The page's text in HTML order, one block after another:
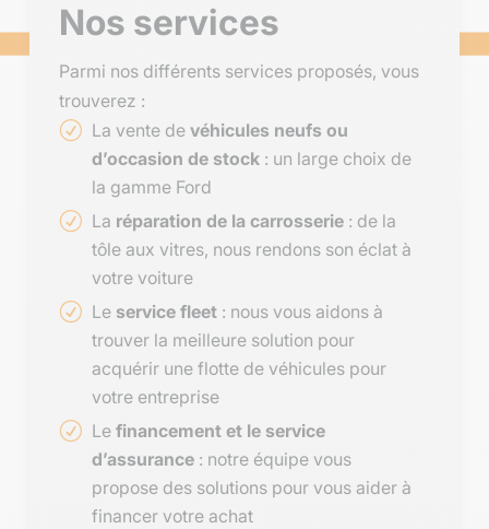
Nos services
Parmi nos différents services proposés, vous
trouverez :
La vente devéhicules neufs ou
d’occasion de stock: un large choix de
la gamme Ford
La réparation de la carrosserie: de la
tôle aux vitres, nous rendons son éclat à
votre voiture
Le service fleet: nous vous aidons à
trouver la meilleure solution pour
acquérir une flotte de véhicules pour
votre entreprise
Le financement et le service
d’assurance: notre équipe vous
propose des solutions pour vous aider à
financer votre achat